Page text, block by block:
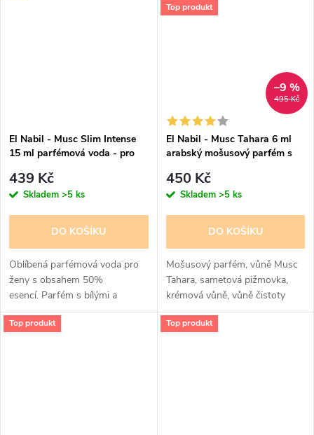
El Nabil - Musc Slim Intense
15 ml parfémová voda - pro
439 Kč
Skladem >5 ks
DO KOŠÍKU
Oblíbená parfémová voda pro
ženy s obsahem 50%
esencí. Parfém s bílými a
pomerančovými květy na
pižmovém základě, krásná
Top produkt
495 Kč
–9 %
El Nabil - Musc Tahara 6 ml
arabský mošusový parfém s
450 Kč
Skladem >5 ks
DO KOŠÍKU
Mošusový parfém, vůně Musc
Tahara, sametová pižmovka,
krémová vůně, vůně čistoty
Top produkt Top produkt